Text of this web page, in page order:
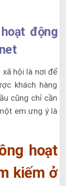
động
hội là nơi để
khách hàng
cũng chỉ cần
em ưng ý là
hoạt
kiếm ở